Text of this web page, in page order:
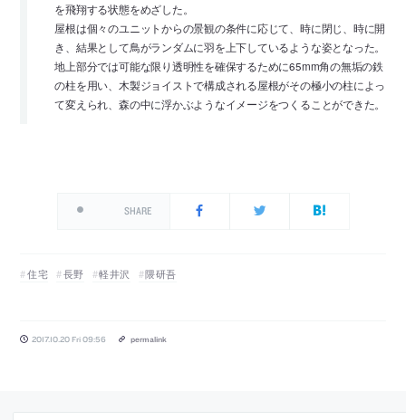
を飛翔する状態をめざした。
屋根は個々のユニットからの景観の条件に応じて、時に閉じ、時に開
き、結果として鳥がランダムに羽を上下しているような姿となった。
地上部分では可能な限り透明性を確保するために65mm角の無垢の鉄
の柱を用い、木製ジョイストで構成される屋根がその極小の柱によっ
て変えられ、森の中に浮かぶようなイメージをつくることができた。
SHARE
住宅 長野 軽井沢 隈研吾
2017.10.20 Fri 09:56 permalink